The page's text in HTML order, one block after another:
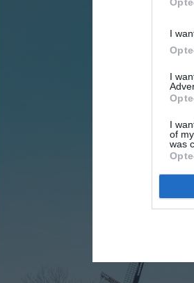
I
I
I
of
was